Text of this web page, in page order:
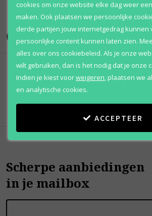
Onze merken
Scherpe aanbiedingen
in je mailbox
cookies om onze website elke dag weer
maken. Ook plaatsen we persoonlijke
derde partijen jouw internetgedrag kunnen
persoonlijke content kunnen laten zien.
alles over ons cookiebeleid. Als je onze
wilt gebruiken, dan is het nodig dat je onze
Indien je kiest voorweigeren plaatsen we
en analytische cookies.
ACCEPTEER